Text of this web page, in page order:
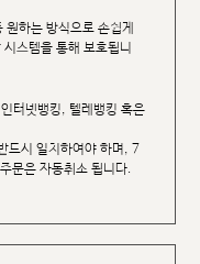
하는 방식으로 손쉽게
스템을 통해 보호됩니
터넷뱅킹, 텔레뱅킹 혹은
드시 일치하여야 하며, 7
문은 자동취소 됩니다.